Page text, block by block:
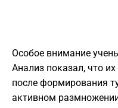
Особое внимание
Анализ показал, что
после формирования
активном